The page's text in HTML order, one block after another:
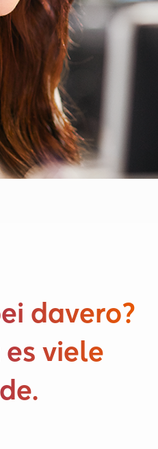
davero?
viele